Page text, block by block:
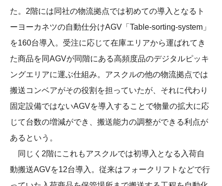
た。2階には同社の物流拠点では初めての導入となるト
ーヨーカネツの自動仕分けAGV「Table-sorting-system」
を160台導入。受注に応じて在庫エリアから運ばれてき
た商品を同AGVが同階にある高頻度品のデジタルピッキ
ングエリアに運ぶ仕組み。アスクルの他の物流拠点では
搬送コンベアがその役割を担っていたが、それに代わり
固定設備ではないAGVを導入することで物量の拡大に応
じて台数の増減ができ、搬送能力の調整ができる利点が
あるという。
同じく2階にこれもアスクルでは初導入となる入荷自
動搬送AGVを12台導入。従来はフォークリフトなどで行